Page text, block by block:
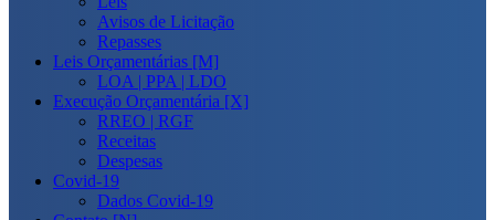
Avisos de Licitação
Repasses
Leis Orçamentárias [M]
LOA | PPA | LDO
Execução Orçamentária [X]
RREO | RGF
Receitas
Despesas
Covid-19
Dados Covid-19